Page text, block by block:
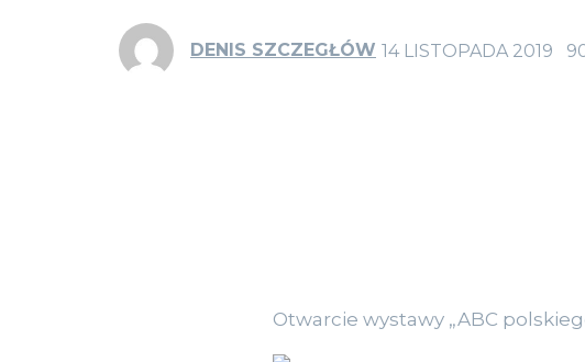
DENIS SZCZEGŁÓW 14 LISTOPADA 2019
Otwarcie wystawy „ABC